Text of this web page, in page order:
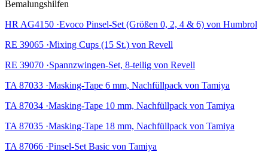
Bemalungshilfen
HR AG4150 ·Evoco Pinsel-Set (Größen 0, 2, 4 & 6) von Humbrol
RE 39065 ·Mixing Cups (15 St.) von Revell
RE 39070 ·Spannzwingen-Set, 8-teilig von Revell
TA 87033 ·Masking-Tape 6 mm, Nachfüllpack von Tamiya
TA 87034 ·Masking-Tape 10 mm, Nachfüllpack von Tamiya
TA 87035 ·Masking-Tape 18 mm, Nachfüllpack von Tamiya
TA 87066 ·Pinsel-Set Basic von Tamiya